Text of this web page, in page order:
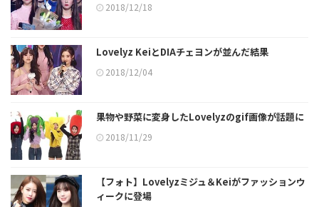
2018/12/18
Lovelyz KeiとDIAチェヨンが並んだ結果
2018/12/04
果物や野菜に変身したLovelyzのgif画像が話題に
2018/11/29
【フォト】Lovelyzミジュ＆Keiがファッションウ
ィークに登場